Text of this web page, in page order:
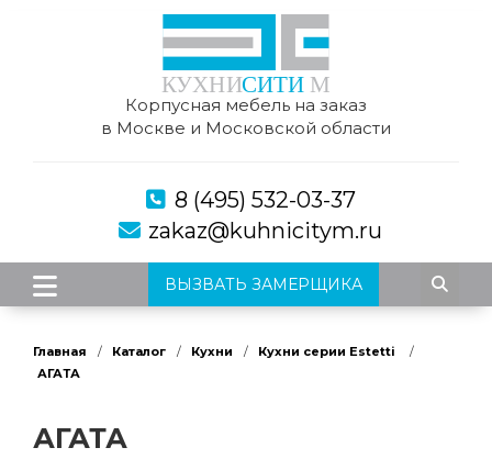
Корпусная мебель на заказ
в Москве и Московской области
8 (495) 532-03-37
zakaz@kuhnicitym.ru
ВЫЗВАТЬ ЗАМЕРЩИКА
Главная Каталог Кухни
Кухни серии Estetti
АГАТА
АГАТА